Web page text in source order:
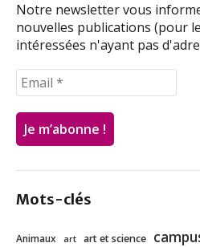
Notre newsletter vous
nouvelles publications (pour
intéressées n'ayant pas
Mots-clés
Animaux art art et science